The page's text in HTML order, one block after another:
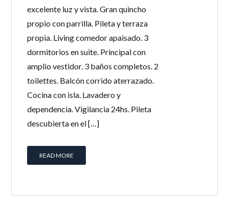
excelente luz y vista. Gran quincho
propio con parrilla. Pileta y terraza
propia. Living comedor apaisado. 3
dormitorios en suite. Principal con
amplio vestidor. 3 baños completos. 2
toilettes. Balcón corrido aterrazado.
Cocina con isla. Lavadero y
dependencia. Vigilancia 24hs. Pileta
descubierta en el […]
READ MORE